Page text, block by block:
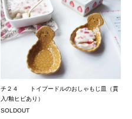
チ２４ トイプードルのおしゃもじ皿（貫
入/釉ヒビあり）
SOLDOUT